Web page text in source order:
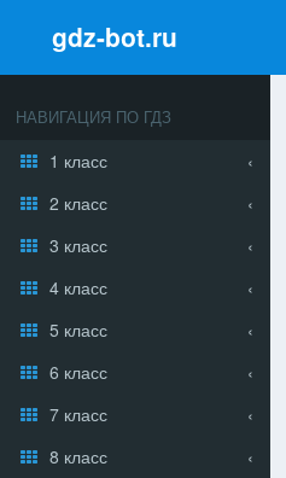
gdz-bot.ru
НАВИГАЦИЯ ПО ГДЗ
1 класс
2 класс
3 класс
4 класс
5 класс
6 класс
7 класс
8 класс